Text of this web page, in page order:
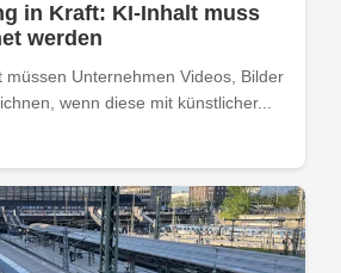
in Kraft: KI-Inhalt muss
werden
müssen Unternehmen Videos, Bilder
wenn diese mit künstlicher...